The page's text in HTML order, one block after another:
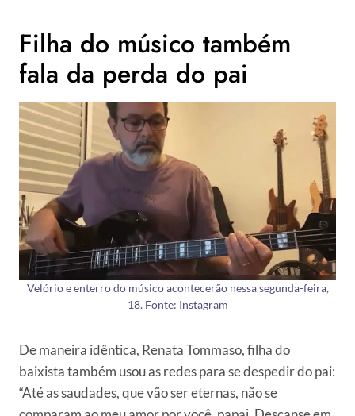
Filha do músico também
fala da perda do pai
Velório e enterro do músico acontecerão nessa segunda-feira,
18. Fonte: Instagram
De maneira idêntica, Renata Tommaso, filha do
baixista também usou as redes para se despedir do pai:
“Até as saudades, que vão ser eternas, não se